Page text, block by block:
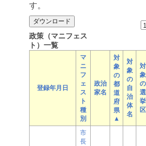
す。
政策（マニフェス
ト）一覧
登録年月日
マ
ニ
フ
ェ
ス
ト
種
別
政治
家名
対
象
の
都
道
府
県
▲
対
象
の
自
治
体
名
対
象
の
選
挙
区
市
長